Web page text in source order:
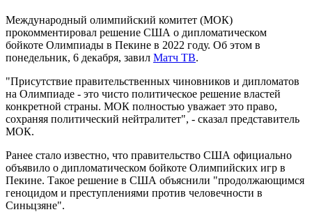
Международный олимпийский комитет (МОК)
прокомментировал решение США о дипломатическом
бойкоте Олимпиады в Пекине в 2022 году. Об этом в
понедельник, 6 декабря, завил Матч ТВ.
"Присутствие правительственных чиновников и дипломатов
на Олимпиаде - это чисто политическое решение властей
конкретной страны. МОК полностью уважает это право,
сохраняя политический нейтралитет", - сказал представитель
МОК.
Ранее стало известно, что правительство США официально
объявило о дипломатическом бойкоте Олимпийских игр в
Пекине. Такое решение в США объяснили "продолжающимся
геноцидом и преступлениями против человечности в
Синьцзяне".